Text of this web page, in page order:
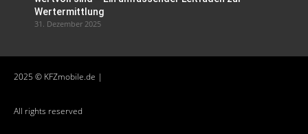
Wertermittlung
31. Dezember 2025
2025 © KFZmobile.de |
All rights reserved